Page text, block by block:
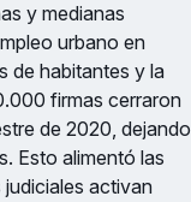
y medianas
urbano en
de habitantes y la
firmas cerraron
de 2020, dejando
Esto alimentó las
judiciales activan